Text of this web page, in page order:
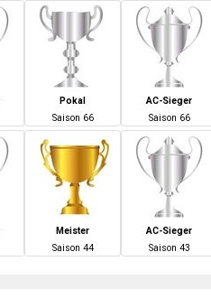
Pokal
Saison 66
AC-Sieger
Saison 66
Meister
Saison 44
AC-Sieger
Saison 43